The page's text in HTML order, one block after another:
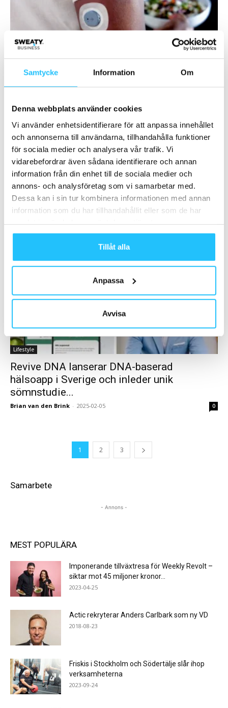
Samtycke Information Om
Denna webbplats använder cookies
Vi använder enhetsidentifierare för att anpassa innehållet
och annonserna till användarna, tillhandahålla funktioner
för sociala medier och analysera vår trafik. Vi
vidarebefordrar även sådana identifierare och annan
information från din enhet till de sociala medier och
annons- och analysföretag som vi samarbetar med.
Dessa kan i sin tur kombinera informationen med annan
information som du har tillhandahållit eller som de har
Tillåt alla
Anpassa
Avvisa
Lifestyle
Life Time Fitness teamar upp med Dexcom
Brian van den Brink 2025-02-07
Lifestyle
Nike presenterar vårens löparnyheter –
0
Lifestyle
Revive DNA lanserar DNA-baserad
hälsoapp i Sverige och inleder unik
sömnstudie...
Brian van den Brink - 2025-02-05 0
1 2 3
Samarbete
- Annons -
MEST POPULÄRA
Imponerande tillväxtresa för Weekly Revolt –
siktar mot 45 miljoner kronor...
2023-04-25
Actic rekryterar Anders Carlbark som ny VD
2018-08-23
Friskis i Stockholm och Södertälje slår ihop
verksamheterna
2023-09-24